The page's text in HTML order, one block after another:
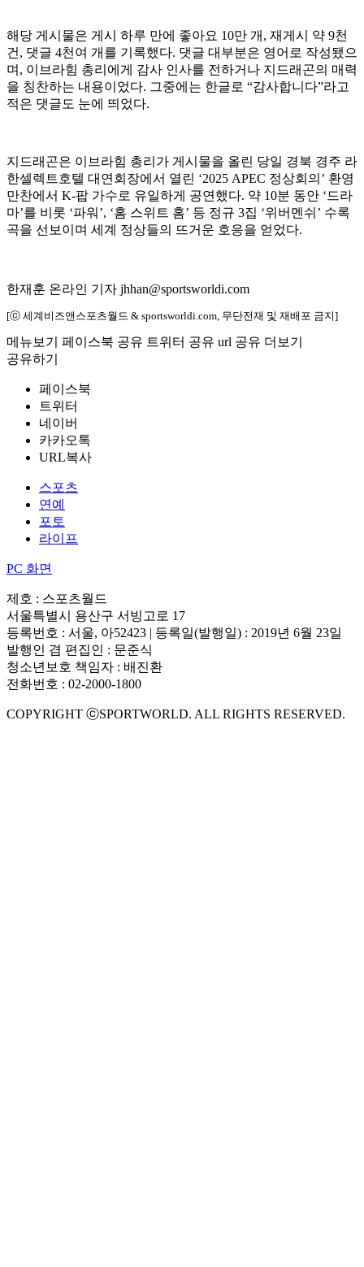
해당 게시물은 게시 하루 만에 좋아요 10만 개, 재게시 약 9천
건, 댓글 4천여 개를 기록했다. 댓글 대부분은 영어로 작성됐으
며, 이브라힘 총리에게 감사 인사를 전하거나 지드래곤의 매력
을 칭찬하는 내용이었다. 그중에는 한글로 “감사합니다”라고
적은 댓글도 눈에 띄었다.
지드래곤은 이브라힘 총리가 게시물을 올린 당일 경북 경주 라
한셀렉트호텔 대연회장에서 열린 ‘2025 APEC 정상회의’ 환영
만찬에서 K-팝 가수로 유일하게 공연했다. 약 10분 동안 ‘드라
마’를 비롯 ‘파워’, ‘홈 스위트 홈’ 등 정규 3집 ‘위버멘쉬’ 수록
곡을 선보이며 세계 정상들의 뜨거운 호응을 얻었다.
한재훈 온라인 기자 jhhan@sportsworldi.com
[ⓒ 세계비즈앤스포츠월드 & sportsworldi.com, 무단전재 및 재배포 금지]
메뉴보기 페이스북 공유 트위터 공유 url 공유 더보기
공유하기
페이스북
트위터
네이버
카카오톡
URL복사
스포츠
연예
포토
라이프
PC 화면
제호 : 스포츠월드
서울특별시 용산구 서빙고로 17
등록번호 : 서울, 아52423 | 등록일(발행일) : 2019년 6월 23일
발행인 겸 편집인 : 문준식
청소년보호 책임자 : 배진환
전화번호 : 02-2000-1800
COPYRIGHT ⓒSPORTWORLD. ALL RIGHTS RESERVED.